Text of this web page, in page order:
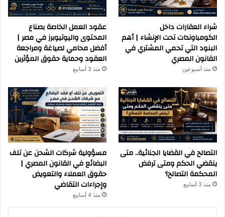
شراء العقارات داخل
الكومباوندات تحت الإنشاء | أهم
البنود التي تحمي المشتري في
القانون المصري
منذ أسبوعين
عقود العمل الخاصة بصناع
المحتوى واليوتيوبرز في مصر |
أفضل محامي لصياغة ومراجعة
العقود وحماية حقوق المؤثرين
منذ 3 أسابيع
التصالح في القضايا الجنائية.. متى
ينقضي الحكم ومتى ترفض
المحكمة التصالح؟
منذ 3 أسابيع
مسؤولية شركات الشحن عن تلف
البضائع في القانون المصري |
حقوق العملاء والتعويض
وإجراءات التقاضي
منذ 4 أسابيع